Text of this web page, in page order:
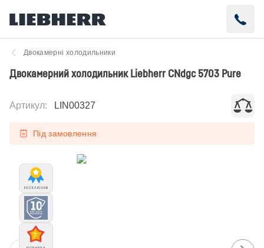
Двокамерні холодильники
Двокамерний холодильник Liebherr CNdgc 5703 Pure
Артикул: LIN00327
Під замовлення